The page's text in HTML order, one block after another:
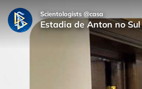
Scientologists @casa
Estadia de Anton no Sul